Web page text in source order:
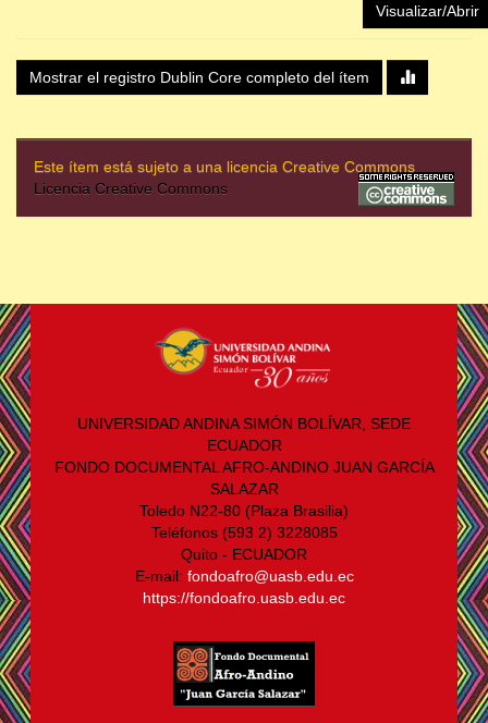
Visualizar/Abrir
Mostrar el registro Dublin Core completo del ítem
Este ítem está sujeto a una licencia Creative Commons
Licencia Creative Commons
UNIVERSIDAD ANDINA SIMÓN BOLÍVAR, SEDE
ECUADOR
FONDO DOCUMENTAL AFRO-ANDINO JUAN GARCÍA
SALAZAR
Toledo N22-80 (Plaza Brasilia)
Teléfonos (593 2) 3228085
Quito - ECUADOR
E-mail: fondoafro@uasb.edu.ec
https://fondoafro.uasb.edu.ec